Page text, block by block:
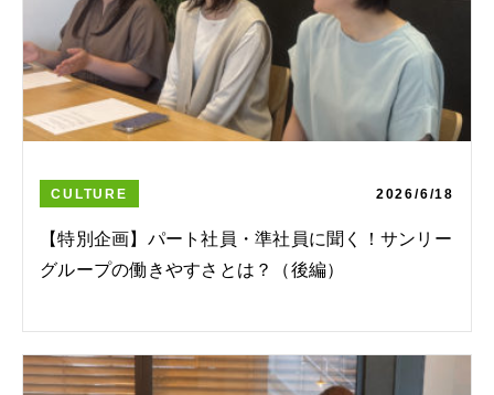
CULTURE 2026/6/18
【特別企画】パート社員・準社員に聞く！サンリー
グループの働きやすさとは？（後編）